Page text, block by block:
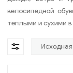
велосипедной
теплыми и сухими